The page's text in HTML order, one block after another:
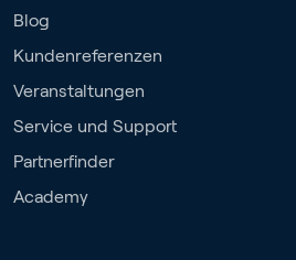
Blog
Kundenreferenzen
Veranstaltungen
Service und Support
Partnerfinder
Academy